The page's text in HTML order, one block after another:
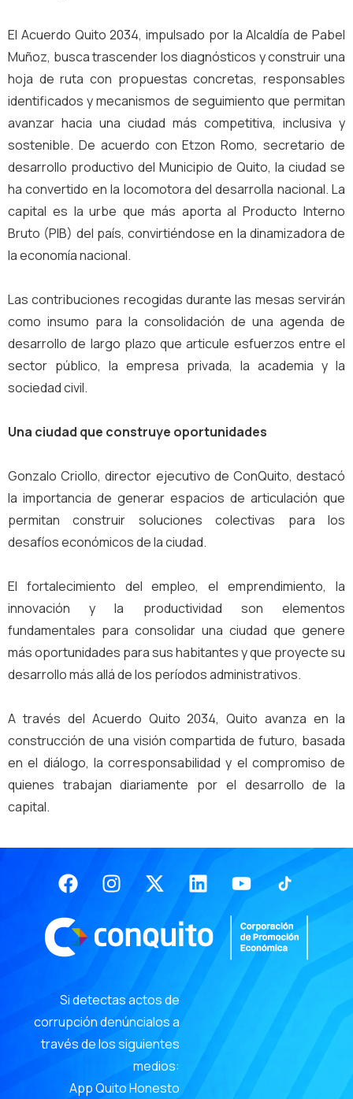
El Acuerdo Quito 2034, impulsado por la Alcaldía de Pabel
Muñoz, busca trascender los diagnósticos y construir una
hoja de ruta con propuestas concretas, responsables
identificados y mecanismos de seguimiento que permitan
avanzar hacia una ciudad más competitiva, inclusiva y
sostenible. De acuerdo con Etzon Romo, secretario de
desarrollo productivo del Municipio de Quito, la ciudad se
ha convertido en la locomotora del desarrolla nacional. La
capital es la urbe que más aporta al Producto Interno
Bruto (PIB) del país, convirtiéndose en la dinamizadora de
la economía nacional.
Las contribuciones recogidas durante las mesas servirán
como insumo para la consolidación de una agenda de
desarrollo de largo plazo que articule esfuerzos entre el
sector público, la empresa privada, la academia y la
sociedad civil.
Una ciudad que construye oportunidades
Gonzalo Criollo, director ejecutivo de ConQuito, destacó
la importancia de generar espacios de articulación que
permitan construir soluciones colectivas para los
desafíos económicos de la ciudad.
El fortalecimiento del empleo, el emprendimiento, la
innovación y la productividad son elementos
fundamentales para consolidar una ciudad que genere
más oportunidades para sus habitantes y que proyecte su
desarrollo más allá de los períodos administrativos.
A través del Acuerdo Quito 2034, Quito avanza en la
construcción de una visión compartida de futuro, basada
en el diálogo, la corresponsabilidad y el compromiso de
quienes trabajan diariamente por el desarrollo de la
capital.
FacebookInstagram
X-
twitter
LinkedinYoutube
Si detectas actos de
corrupción denúncialos a
través de los siguientes
medios:
App Quito Honesto